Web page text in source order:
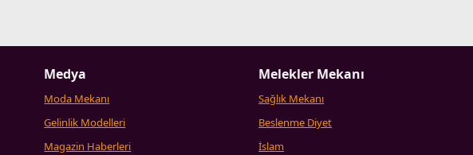
Medya
Moda Mekanı
Gelinlik Modelleri
Magazin Haberleri
Melekler Mekanı
Sağlık Mekanı
Beslenme Diyet
İslam